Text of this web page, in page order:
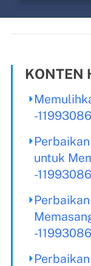
KONTEN
-
untuk
-
-